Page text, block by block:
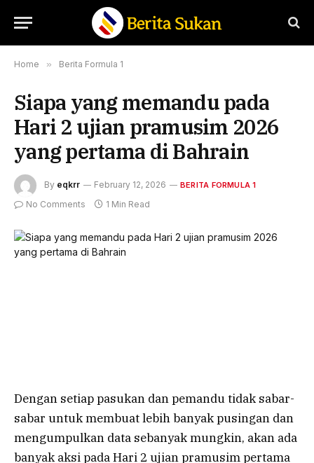
Home » Berita Formula 1
Siapa yang memandu pada
Hari 2 ujian pramusim 2026
yang pertama di Bahrain
By eqkrr February 12, 2026 BERITA FORMULA 1
No Comments 1 Min Read
Dengan setiap pasukan dan pemandu tidak sabar-
sabar untuk membuat lebih banyak pusingan dan
mengumpulkan data sebanyak mungkin, akan ada
banyak aksi pada Hari 2 ujian pramusim pertama